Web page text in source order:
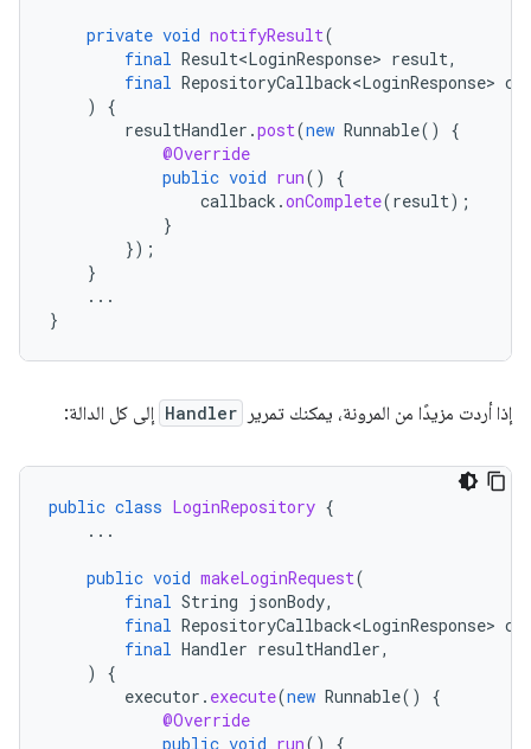
private void notifyResult(
final Result<LoginResponse> result,
final RepositoryCallback<LoginResponse>
)
{
resultHandler .post(new Runnable()
{
@Override
public void run()
{
callback .onComplete(result);
}
});
}
...
}
إذا أردت مزيدًا من المرونة، يمكنك تمرير Handler إلى كل الدالة:
public class LoginRepository {
...
public void makeLoginRequest(
final String jsonBody,
final RepositoryCallback<LoginResponse>
final Handler resultHandler,
)
{
executor . execute(new Runnable()
{
@Override
public void run() {